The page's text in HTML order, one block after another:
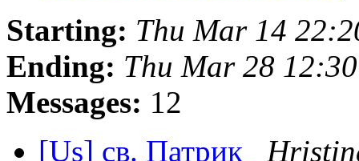
Starting: Thu Mar 14
Ending: Thu Mar 28
Messages: 12
[Us] св. Патрик